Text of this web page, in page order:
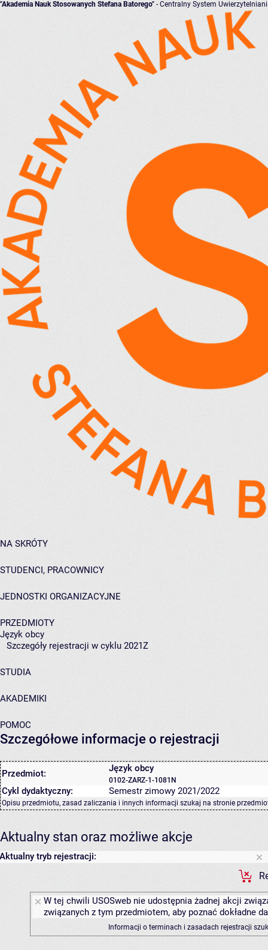
"Akademia Nauk Stosowanych Stefana Batorego" - Centralny System
NA SKRÓTY
STUDENCI, PRACOWNICY
JEDNOSTKI ORGANIZACYJNE
PRZEDMIOTY
Język obcy
Szczegóły rejestracji w cyklu 2021Z
STUDIA
AKADEMIKI
POMOC
Szczegółowe informacje o rejestracji
Przedmiot: Język obcy
0102-ZARZ-1-1081N
Cykl dydaktyczny: Semestr zimowy 2021/2022
Opisu przedmiotu, zasad zaliczania i innych informacji szukaj na stronie
Aktualny stan oraz możliwe akcje
Aktualny tryb rejestracji:
W tej chwili USOSweb nie udostępnia żadnej akcji
związanych z tym przedmiotem, aby poznać dokładne
Informacji o terminach i zasadach rejestracji